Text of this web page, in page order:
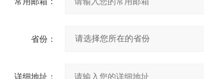
省份：
详细地址：